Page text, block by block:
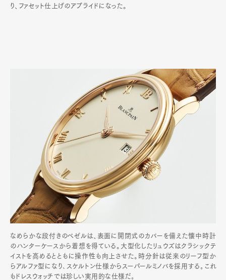
り、ファセット仕上げのアプライドになった。
なめらかな段付きのベゼルは、表面に開閉式のカバーを備えた懐中時計
のハンターケースから着想を得ている。大型化したリュウズはクラシックテ
イストを高めるとともに操作性も向上させた。時分針は従来のリーフ型か
らアルファ型になり､スケルトン仕様からスーパールミノバを採用する｡これ
もドレスウォッチでは珍しい実用的な仕様だ｡